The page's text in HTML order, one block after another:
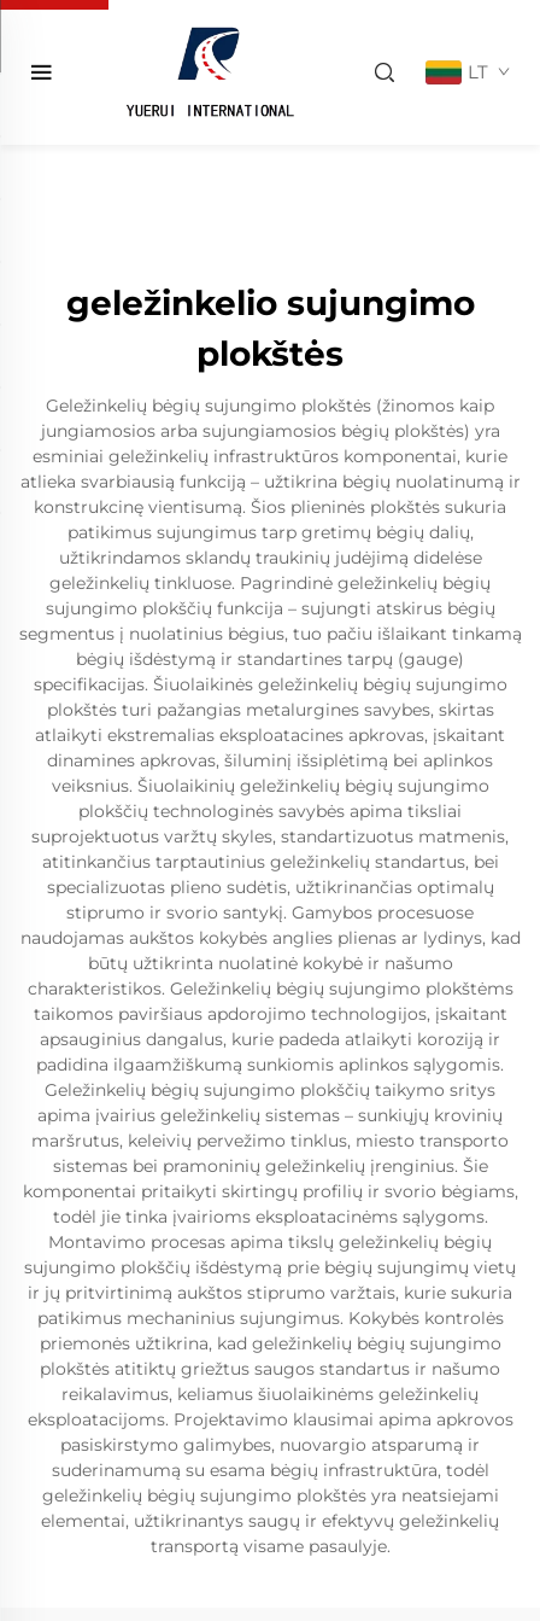
LT
geležinkelio sujungimo
plokštės
Geležinkelių bėgių sujungimo plokštės (žinomos kaip
jungiamosios arba sujungiamosios bėgių plokštės) yra
esminiai geležinkelių infrastruktūros komponentai, kurie
atlieka svarbiausią funkciją – užtikrina bėgių nuolatinumą ir
konstrukcinę vientisumą. Šios plieninės plokštės sukuria
patikimus sujungimus tarp gretimų bėgių dalių,
užtikrindamos sklandų traukinių judėjimą didelėse
geležinkelių tinkluose. Pagrindinė geležinkelių bėgių
sujungimo plokščių funkcija – sujungti atskirus bėgių
segmentus į nuolatinius bėgius, tuo pačiu išlaikant tinkamą
bėgių išdėstymą ir standartines tarpų (gauge)
specifikacijas. Šiuolaikinės geležinkelių bėgių sujungimo
plokštės turi pažangias metalurgines savybes, skirtas
atlaikyti ekstremalias eksploatacines apkrovas, įskaitant
dinamines apkrovas, šiluminį išsiplėtimą bei aplinkos
veiksnius. Šiuolaikinių geležinkelių bėgių sujungimo
plokščių technologinės savybės apima tiksliai
suprojektuotus varžtų skyles, standartizuotus matmenis,
atitinkančius tarptautinius geležinkelių standartus, bei
specializuotas plieno sudėtis, užtikrinančias optimalų
stiprumo ir svorio santykį. Gamybos procesuose
naudojamas aukštos kokybės anglies plienas ar lydinys, kad
būtų užtikrinta nuolatinė kokybė ir našumo
charakteristikos. Geležinkelių bėgių sujungimo plokštėms
taikomos paviršiaus apdorojimo technologijos, įskaitant
apsauginius dangalus, kurie padeda atlaikyti koroziją ir
padidina ilgaamžiškumą sunkiomis aplinkos sąlygomis.
Geležinkelių bėgių sujungimo plokščių taikymo sritys
apima įvairius geležinkelių sistemas – sunkiųjų krovinių
maršrutus, keleivių pervežimo tinklus, miesto transporto
sistemas bei pramoninių geležinkelių įrenginius. Šie
komponentai pritaikyti skirtingų profilių ir svorio bėgiams,
todėl jie tinka įvairioms eksploatacinėms sąlygoms.
Montavimo procesas apima tikslų geležinkelių bėgių
sujungimo plokščių išdėstymą prie bėgių sujungimų vietų
ir jų pritvirtinimą aukštos stiprumo varžtais, kurie sukuria
patikimus mechaninius sujungimus. Kokybės kontrolės
priemonės užtikrina, kad geležinkelių bėgių sujungimo
plokštės atitiktų griežtus saugos standartus ir našumo
reikalavimus, keliamus šiuolaikinėms geležinkelių
eksploatacijoms. Projektavimo klausimai apima apkrovos
pasiskirstymo galimybes, nuovargio atsparumą ir
suderinamumą su esama bėgių infrastruktūra, todėl
geležinkelių bėgių sujungimo plokštės yra neatsiejami
elementai, užtikrinantys saugų ir efektyvų geležinkelių
transportą visame pasaulyje.